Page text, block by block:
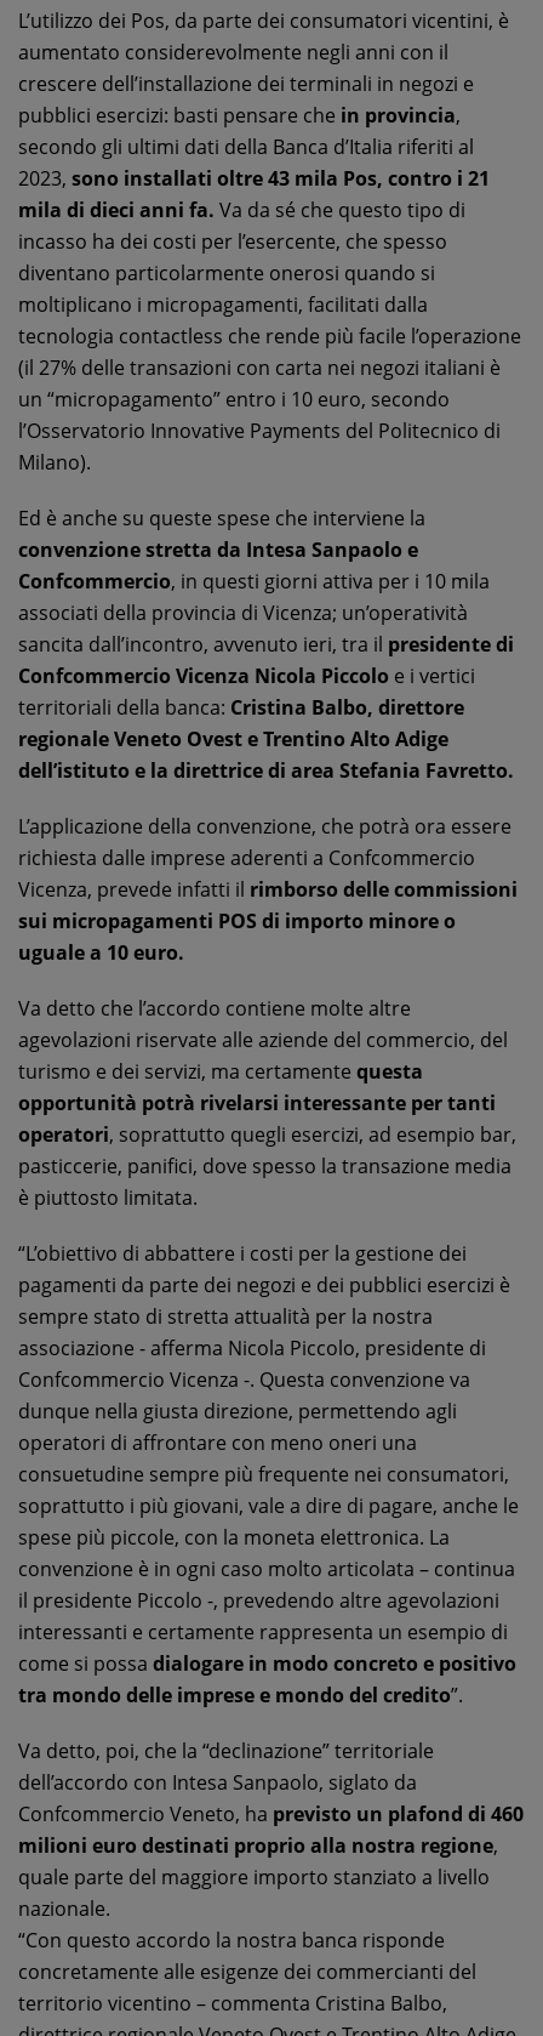
L’utilizzo dei Pos, da parte dei consumatori vicentini, è
aumentato considerevolmente negli anni con il
crescere dell’installazione dei terminali in negozi e
pubblici esercizi: basti pensare che in provincia,
secondo gli ultimi dati della Banca d’Italia riferiti al
2023, sono installati oltre 43 mila Pos, contro i 21
mila di dieci anni fa. Va da sé che questo tipo di
incasso ha dei costi per l’esercente, che spesso
diventano particolarmente onerosi quando si
moltiplicano i micropagamenti, facilitati dalla
tecnologia contactless che rende più facile l’operazione
(il 27% delle transazioni con carta nei negozi italiani è
un “micropagamento” entro i 10 euro, secondo
l’Osservatorio Innovative Payments del Politecnico di
Milano).
Ed è anche su queste spese che interviene la
convenzione stretta da Intesa Sanpaolo e
Confcommercio, in questi giorni attiva per i 10 mila
associati della provincia di Vicenza; un’operatività
sancita dall’incontro, avvenuto ieri, tra il presidente di
Confcommercio Vicenza Nicola Piccolo e i vertici
territoriali della banca: Cristina Balbo, direttore
regionale Veneto Ovest e Trentino Alto Adige
dell’istituto e la direttrice di area Stefania Favretto.
L’applicazione della convenzione, che potrà ora essere
richiesta dalle imprese aderenti a Confcommercio
Vicenza, prevede infatti il rimborso delle commissioni
sui micropagamenti POS di importo minore o
uguale a 10 euro.
Va detto che l’accordo contiene molte altre
agevolazioni riservate alle aziende del commercio, del
turismo e dei servizi, ma certamente questa
opportunità potrà rivelarsi interessante per tanti
operatori, soprattutto quegli esercizi, ad esempio bar,
pasticcerie, panifici, dove spesso la transazione media
è piuttosto limitata.
“L’obiettivo di abbattere i costi per la gestione dei
pagamenti da parte dei negozi e dei pubblici esercizi è
sempre stato di stretta attualità per la nostra
associazione - afferma Nicola Piccolo, presidente di
Confcommercio Vicenza -. Questa convenzione va
dunque nella giusta direzione, permettendo agli
operatori di affrontare con meno oneri una
consuetudine sempre più frequente nei consumatori,
soprattutto i più giovani, vale a dire di pagare, anche le
spese più piccole, con la moneta elettronica. La
convenzione è in ogni caso molto articolata – continua
il presidente Piccolo -, prevedendo altre agevolazioni
interessanti e certamente rappresenta un esempio di
come si possa dialogare in modo concreto e positivo
tra mondo delle imprese e mondo del credito”.
Va detto, poi, che la “declinazione” territoriale
dell’accordo con Intesa Sanpaolo, siglato da
Confcommercio Veneto, ha previsto un plafond di 460
milioni euro destinati proprio alla nostra regione,
quale parte del maggiore importo stanziato a livello
nazionale.
“Con questo accordo la nostra banca risponde
concretamente alle esigenze dei commercianti del
territorio vicentino – commenta Cristina Balbo,